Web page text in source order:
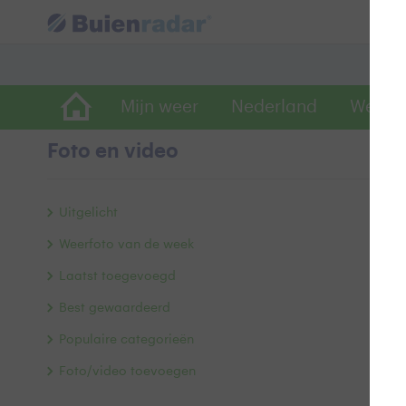
Mijn weer Nederland
Foto en video
Uitgelicht
Weerfoto van de week
Laatst toegevoegd
Best gewaardeerd
Populaire categorieën
Foto/video toevoegen